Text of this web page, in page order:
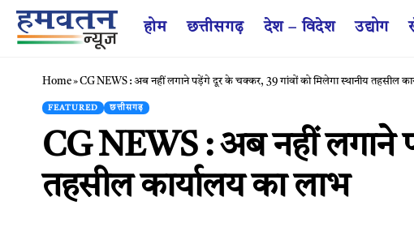
होम छत्तीसगढ़ देश – विदेश उद्योग
Home»CG NEWS : अब नहीं लगाने पड़ेंगे दूर के चक्कर, 39 गांवों को मिलेगा स्थानीय तहसील
FEATURED छत्तीसगढ़
CG NEWS : अब नहीं लगाने
तहसील कार्यालय का लाभ